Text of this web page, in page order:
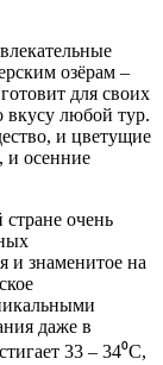
озёрам –
для своих
вкусу любой тур.
и цветущие
и осенние
очень
и знаменитое на
даже в
33 – 34⁰C,